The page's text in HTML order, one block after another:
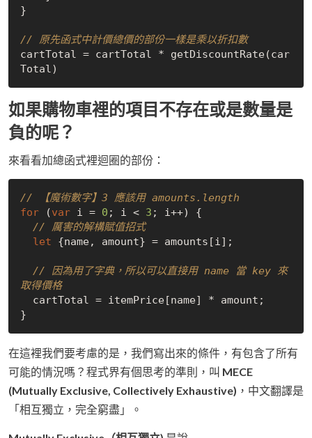
}
// 原先函式中計價總價的部份一樣是乘以折扣數
cartTotal = cartTotal * getDiscountRate(car
如果購物車裡的項目不存在或是數量是
負的呢？
來看看加總函式裡迴圈的部份：
// 【魔術數字】3 應該用 amounts.length
for (var i = 0 ; i < 3 ; i++) {
// 厲害的解構賦值招式
let {name, amount} = amounts[i];
// 因為用了字典，所以可以直接用 name 當 key 來
取得價格
在這裡我們要考慮的是，我們寫出來的條件，有包含了所有
可能的情況嗎？程式界有個思考的準則，叫 MECE
(Mutually Exclusive, Collectively Exhaustive) ，中文翻譯是
「相互獨立，完全窮盡」。